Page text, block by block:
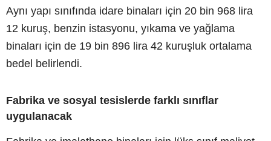
Aynı yapı sınıfında idare binaları için 20 bin 968 lira
12 kuruş, benzin istasyonu, yıkama ve yağlama
binaları için de 19 bin 896 lira 42 kuruşluk ortalama
bedel belirlendi.
Fabrika ve sosyal tesislerde farklı sınıflar
uygulanacak